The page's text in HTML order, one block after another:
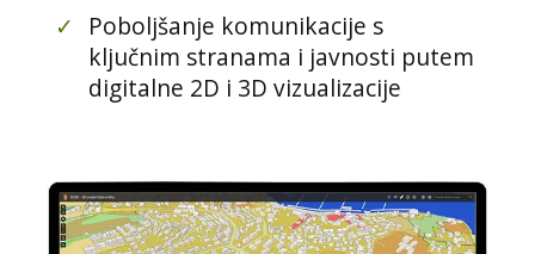
✓
Poboljšanje komunikacije s
ključnim stranama i javnosti putem
digitalne 2D i 3D vizualizacije